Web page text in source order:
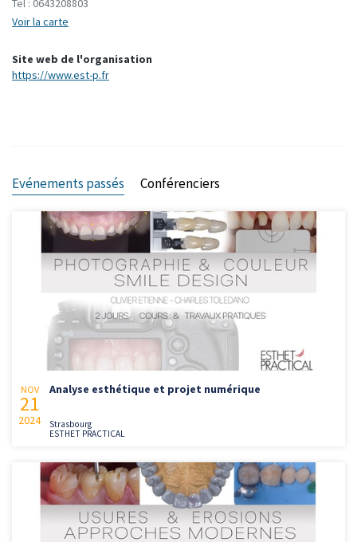
Tel : 0643208803
Voir la carte
Site web de l'organisation
https://www.est-p.fr
Evénements passés Conférenciers
NOV
21
2024
Analyse esthétique et projet numérique
Strasbourg
ESTHET PRACTICAL